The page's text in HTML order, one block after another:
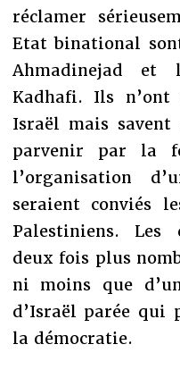
réclamer
Etat binational
Ahmadinejad et
Kadhafi. Ils
Israël mais savent
parvenir par la
l’organisation
seraient conviés
Palestiniens. Les
deux fois plus
ni moins que
d’Israël parée qui
la démocratie.